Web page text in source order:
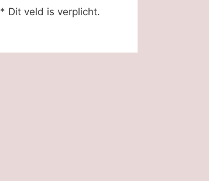
* Dit veld is verplicht.